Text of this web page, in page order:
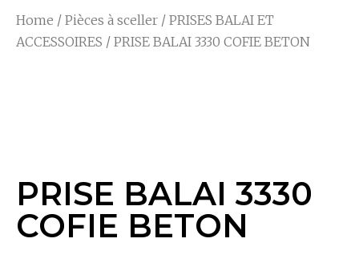
Home / Pièces à sceller / PRISES BALAI ET
ACCESSOIRES / PRISE BALAI 3330 COFIE BETON
PRISE BALAI 3330
COFIE BETON